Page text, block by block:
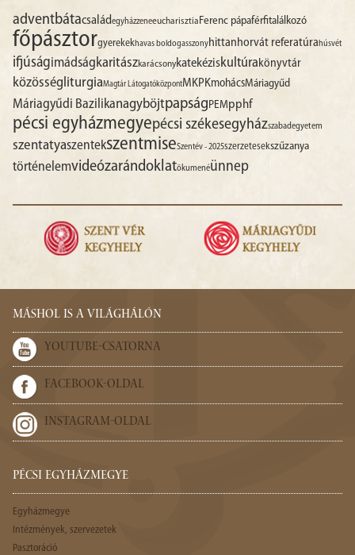
adventbátacsaládegyházzeneeucharisztiaFerenc pápaférfitalálkozó
főpásztorgyerekekhavas boldogasszonyhittanhorvát referatúrahúsvét
ifjúságimádságkaritászkarácsonykatekéziskultúrakönyvtár
közösségliturgiaMagtár LátogatóközpontMKPKmohácsMáriagyűd
Máriagyűdi BazilikanagyböjtpapságPEMpphf
pécsi egyházmegyepécsi székesegyházszabadegyetem
szentatyaszentekszentmiseSzentév - 2025szerzetesekszűzanya
történelemvideózarándoklatökumenéünnep
MÁSHOL IS A VILÁGHÁLÓN
YOUTUBE-CSATORNA
FACEBOOK-OLDAL
INSTAGRAM-OLDAL
PÉCSI EGYHÁZMEGYE
Egyházmegye
Intézmények, szervezetek
Pasztoráció